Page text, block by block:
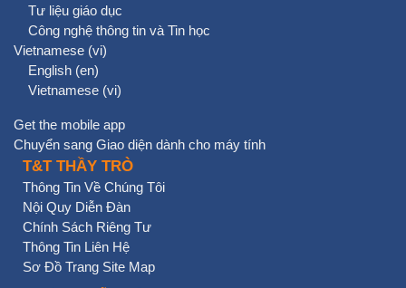
Tư liệu giáo dục
Công nghệ thông tin và Tin học
Vietnamese ‎(vi)‎
English ‎(en)‎
Vietnamese ‎(vi)‎
Get the mobile app
Chuyển sang Giao diện dành cho máy tính
T&T THẦY TRÒ
Thông Tin Về Chúng Tôi
Nội Quy Diễn Đàn
Chính Sách Riêng Tư
Thông Tin Liên Hệ
Sơ Đồ Trang Site Map